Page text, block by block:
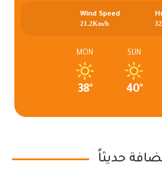
Wind Speed
21.2Km/h
SUN
40°
MON
38°
حديثاً